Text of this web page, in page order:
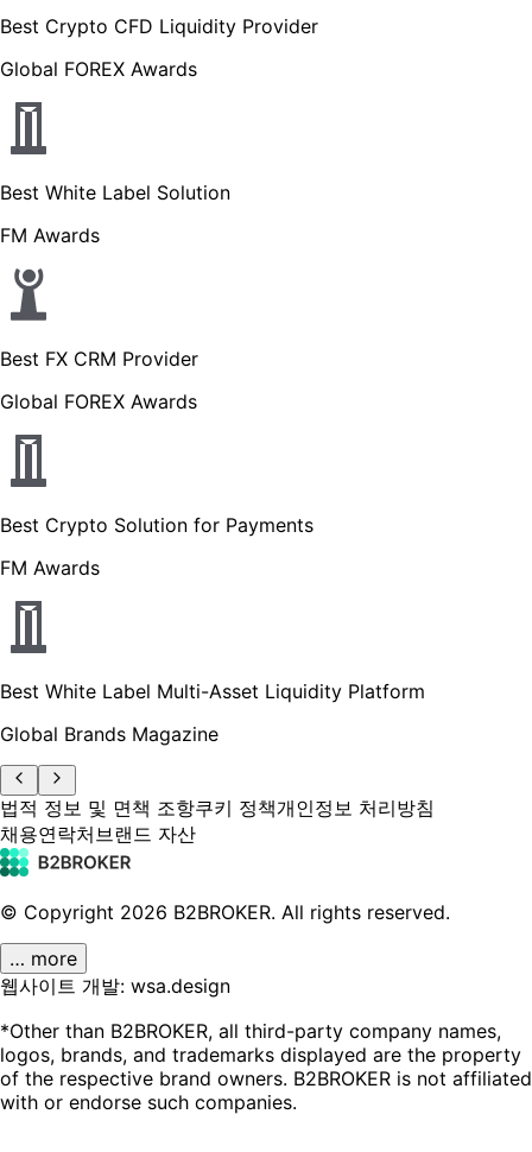
Best Crypto CFD Liquidity Provider
Global FOREX Awards
Best White Label Solution
FM Awards
Best FX CRM Provider
Global FOREX Awards
Best Crypto Solution for Payments
FM Awards
Best White Label Multi-Asset Liquidity Platform
Global Brands Magazine
법적 정보 및 면책 조항쿠키 정책개인정보 처리방침
채용연락처브랜드 자산
© Copyright 2026 B2BROKER. All rights reserved.
… more
웹사이트 개발: wsa.design
*Other than B2BROKER, all third-party company names,
logos, brands, and trademarks displayed are the property
of the respective brand owners. B2BROKER is not affiliated
with or endorse such companies.